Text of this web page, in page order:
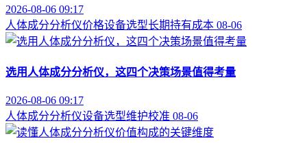
2026-08-06 09:17
人体成分分析仪价格设备选型长期持有成本 08-06
选用人体成分分析仪，这四个决策场景值得考量
2026-08-06 09:17
人体成分分析仪设备选型维护校准 08-06